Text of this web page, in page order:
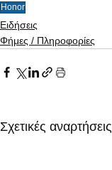
Honor
Ειδήσεις
Φήμες / Πληροφορίες
Σχετικές αναρτήσεις